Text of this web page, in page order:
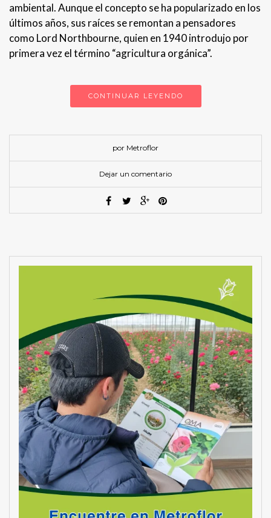
ambiental. Aunque el concepto se ha popularizado en los
últimos años, sus raíces se remontan a pensadores
como Lord Northbourne, quien en 1940 introdujo por
primera vez el término “agricultura orgánica”.
CONTINUAR LEYENDO
por Metroflor
Dejar un comentario